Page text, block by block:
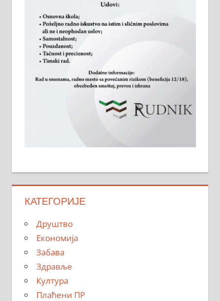
КАТЕГОРИЈЕ
Друштво
Економија
Забава
Здравље
Култура
Плаћени ПР